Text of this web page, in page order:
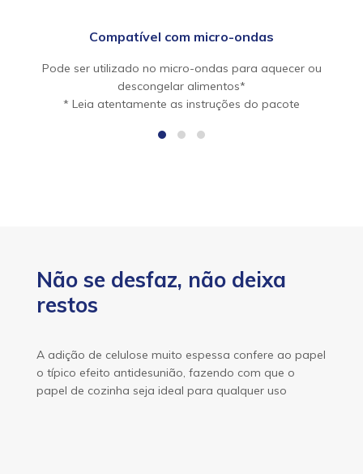
Compatível com micro-ondas
Pode ser utilizado no micro-ondas para aquecer ou
descongelar alimentos*
* Leia atentamente as instruções do pacote
Não se desfaz, não deixa
restos
A adição de celulose muito espessa confere ao papel
o típico efeito antidesunião, fazendo com que o
papel de cozinha seja ideal para qualquer uso